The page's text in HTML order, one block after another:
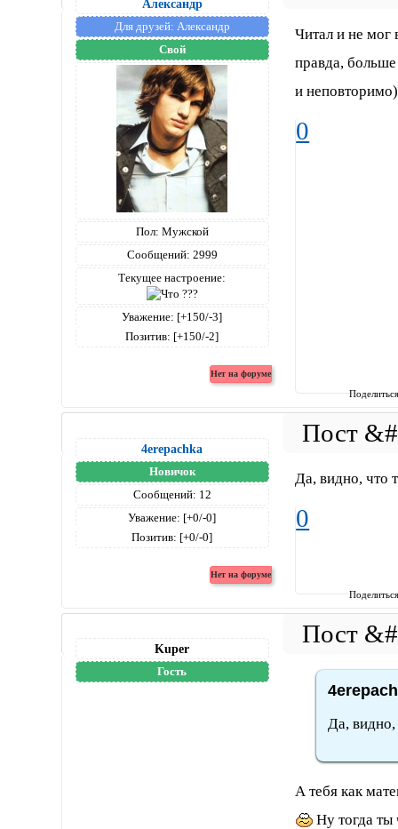
Александр
Для друзей: Александр
Свой
Пол: Мужской
Сообщений: 2999
Текущее настроение:
Уважение: [+150/-3]
Позитив: [+150/-2]
Читал и не мог
правда,
и
0
4erepachka
Новичок
Сообщений: 12
Уважение: [+0/-0]
Позитив: [+0/-0]
Да, видно, что
0
Kuper
Гость
Да,
А тебя как
Ну тогда